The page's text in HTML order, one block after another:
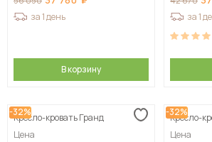
за 1 день
В корзину
за 1
-32%
Кресло-кровать Гранд
Цена
-32%
Кресло-
Цена